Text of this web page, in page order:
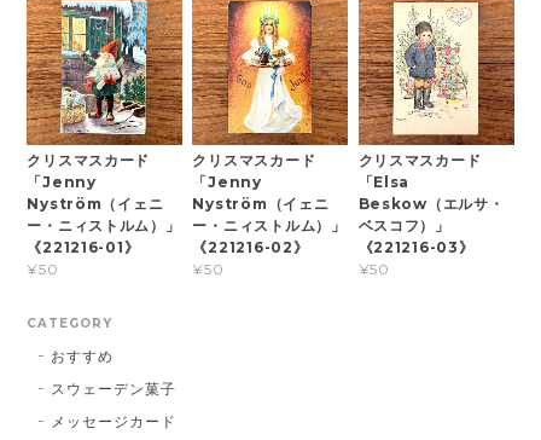
クリスマスカード
「Jenny
Nyström（イェニ
ー・ニィストルム）」
《221216-01》
¥50
クリスマスカード
「Jenny
Nyström（イェニ
ー・ニィストルム）」
《221216-02》
¥50
クリスマスカード
「Elsa
Beskow（エルサ・
ベスコフ）」
《221216-03》
¥50
CATEGORY
おすすめ
スウェーデン菓子
メッセージカード